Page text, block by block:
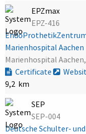
EPZmax
EPZ-416
Marienhospital Aachen
Marienhospital
Certificate
9,2 km
SEP
SEP-004
Deutsche Schulter-